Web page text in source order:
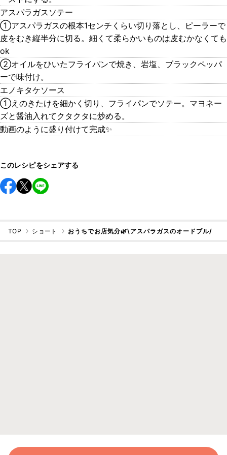
アスパラガスソテー
①アスパラガスの根本1センチくらい切り落とし、ピーラーで
皮をむき縦半分に切る。細くて柔らかいものは皮むかなくても
ok
②オイルをひいたフライパンで焼き、岩塩、ブラックペッパ
ーで味付け。
エノキタケソース
①えのきたけを細かく切り、フライパンでソテー。マヨネー
ズと醤油入れてクタクタに炒める。
動画のように盛り付けて完成✨
このレシピをシェアする
TOP ショート おうちでお店気分🌿\アスパラガスのオードブル/